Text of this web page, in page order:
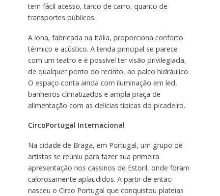
tem fácil acesso, tanto de carro, quanto de
transportes públicos.
A lona, fabricada na Itália, proporciona conforto
térmico e acústico. A tenda principal se parece
com um teatro e é possível ter visão privilegiada,
de qualquer ponto do recinto, ao palco hidráulico.
O espaço conta ainda com iluminação em led,
banheiros climatizados e ampla praça de
alimentação com as delícias típicas do picadeiro.
CircoPortugal Internacional
Na cidade de Braga, em Portugal, um grupo de
artistas se reuniu para fazer sua primeira
apresentação nos cassinos de Estoril, onde foram
calorosamente aplaudidos. A partir de então
nasceu o Circo Portugal que conquistou plateias